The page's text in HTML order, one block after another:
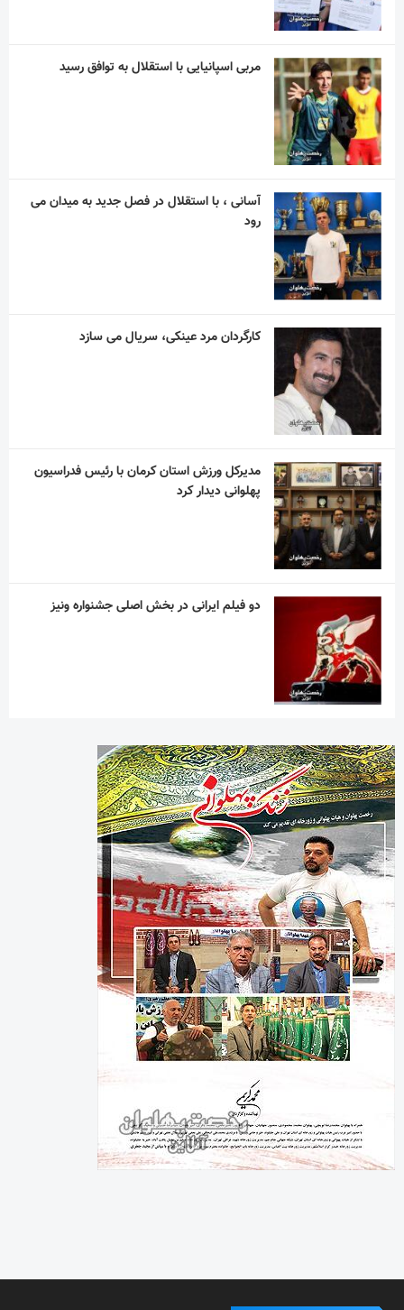
مربی اسپانیایی با استقلال به توافق رسید
آسانی ، با استقلال در فصل جدید به میدان می
رود
کارگردان مرد عینکی، سریال می سازد
مدیرکل ورزش استان کرمان با رئیس فدراسیون
پهلوانی دیدار کرد
دو فیلم ایرانی در بخش اصلی جشنواره ونیز